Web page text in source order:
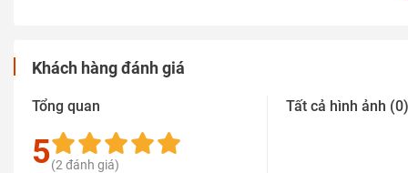
Khách hàng đánh giá
Tổng quan
5(2 đánh giá)
Tất cả hình ảnh (0)